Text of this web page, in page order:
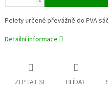
Pelety určené převážně do PVA
Detailní informace
ZEPTAT SE HLÍDAT